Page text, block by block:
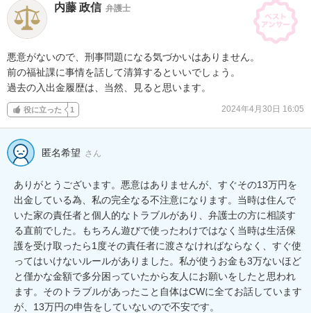
内藤 政信 弁護士
悪意がないので、刑事問題になる気づかいはありません。
前の福祉課に事情を話して清算するといいでしょう。
過去の入出金履歴は、当然、見ると思います。
役に立った 1 2024年4月30日 16:05
匿名希望 さん
ありがとうございます。悪意はありませんが、すぐその13万円を
出金している為、私の完全なる不注意になります。当時は住んで
いた家の責任者と個人的なトラブルがあり、弁護士の方に相談す
る直前でした。もちろん遊びで使ったわけではなく当時は生活保
護を受け取ったら1度その責任者に渡さなければならなく、すぐ使
ってはいけないルールがありました。私が使うお金も3万ないほど
と僅かな金額で多分困っていたから友人にお願いをしたと思われ
ます。そのトラブルがあったこと自体はCWに全てお話しています
が、13万円の申告をしていないので不安です。